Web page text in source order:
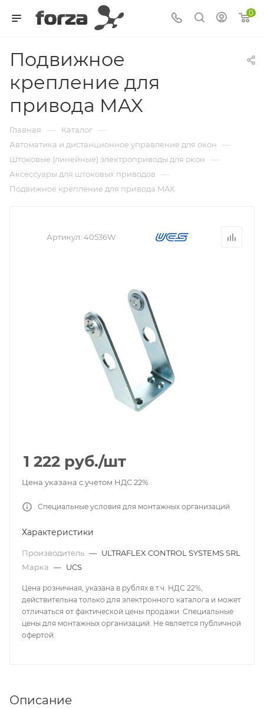
0
Подвижное
крепление для
привода MAX
Главная — Каталог —
Автоматика и дистанционное управление для окон —
Штоковые (линейные) электроприводы для окон —
Аксессуары для штоковых приводов —
Подвижное крепление для привода MAX
Артикул: 40536W
1 222 руб./шт
Цена указана с учетом НДС 22%
Специальные условия для монтажных организаций
Характеристики
Производитель — ULTRAFLEX CONTROL SYSTEMS SRL
Марка — UCS
Цена розничная, указана в рублях в т.ч. НДС 22%,
действительна только для электронного каталога и может
отличаться от фактической цены продажи. Специальные
цены для монтажных организаций. Не является публичной
офертой.
Описание